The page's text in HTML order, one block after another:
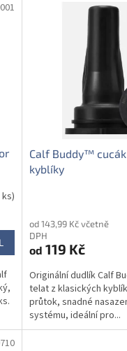
Calf Buddy™
kyblíky
od 143,99 Kč včetně
DPH
od 119 Kč
Originální dudlík Calf
telat z klasických
průtok, snadné
systému, ideální pro...